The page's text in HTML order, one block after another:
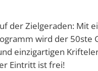
der Zielgeraden: Mit
wird der 50ste
einzigartigen
Eintritt ist frei!